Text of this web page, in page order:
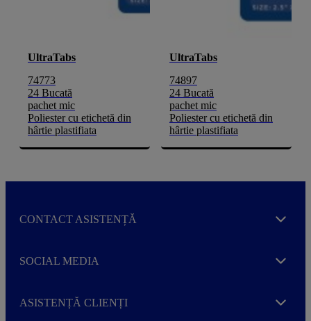
UltraTabs
74773
24 Bucată
pachet mic
Poliester cu etichetă din
hârtie plastifiata
UltraTabs
74897
24 Bucată
pachet mic
Poliester cu etichetă din
hârtie plastifiata
CONTACT ASISTENȚĂ Expand
SOCIAL MEDIA Expand
ASISTENȚĂ CLIENȚI Expand